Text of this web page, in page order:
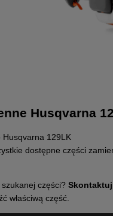
Husqvarna
Husqvarna 129LK
dostępne części
części?
właściwą część.